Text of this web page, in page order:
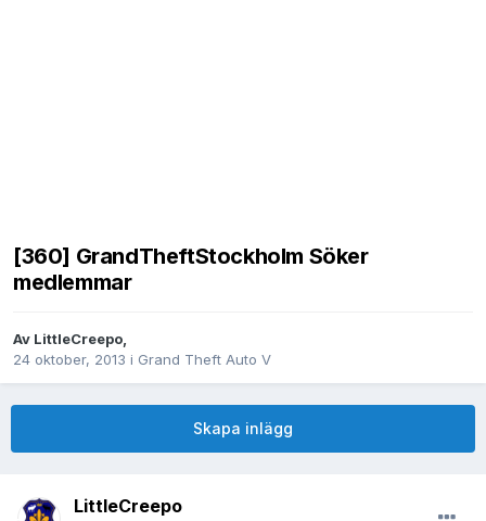
[360] GrandTheftStockholm Söker
medlemmar
Av LittleCreepo,
24 oktober, 2013 i Grand Theft Auto V
Skapa inlägg
LittleCreepo